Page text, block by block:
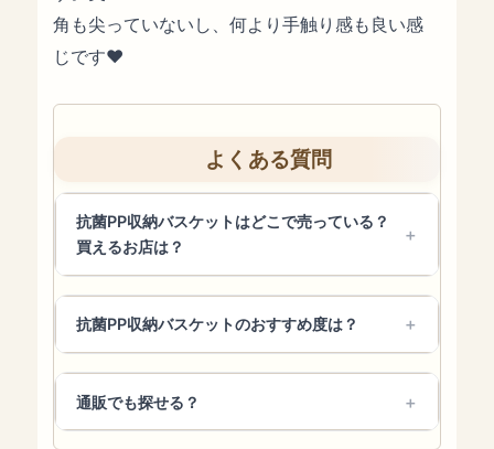
角も尖っていないし、何より手触り感も良い感
じです❤︎
よくある質問
抗菌PP収納バスケットはどこで売っている？
買えるお店は？
抗菌PP収納バスケットのおすすめ度は？
通販でも探せる？